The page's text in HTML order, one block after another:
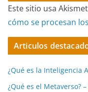
Este sitio usa
cómo se procesan
Articulos
¿Qué es la Inteligencia
¿Qué es el Metaverso?